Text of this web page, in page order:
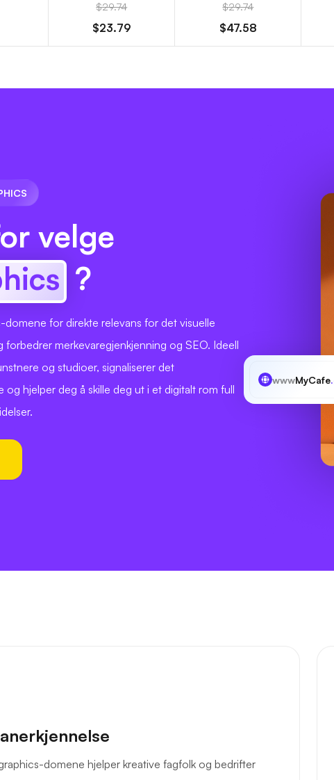
$29.74
$23.79
$29.74
$47.58
velge
?
domene for direkte relevans for det visuelle
merkevaregjenkjenning og SEO. Ideell
og studioer, signaliserer det
og hjelper deg å skille deg ut i et digitalt rom full
wwwMyCafe
domene hjelper kreative fagfolk og bedrifter